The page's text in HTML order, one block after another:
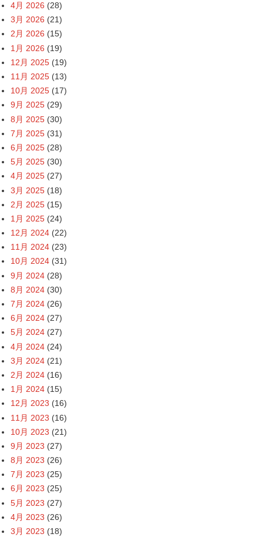
4月 2026 (28)
3月 2026 (21)
2月 2026 (15)
1月 2026 (19)
12月 2025 (19)
11月 2025 (13)
10月 2025 (17)
9月 2025 (29)
8月 2025 (30)
7月 2025 (31)
6月 2025 (28)
5月 2025 (30)
4月 2025 (27)
3月 2025 (18)
2月 2025 (15)
1月 2025 (24)
12月 2024 (22)
11月 2024 (23)
10月 2024 (31)
9月 2024 (28)
8月 2024 (30)
7月 2024 (26)
6月 2024 (27)
5月 2024 (27)
4月 2024 (24)
3月 2024 (21)
2月 2024 (16)
1月 2024 (15)
12月 2023 (16)
11月 2023 (16)
10月 2023 (21)
9月 2023 (27)
8月 2023 (26)
7月 2023 (25)
6月 2023 (25)
5月 2023 (27)
4月 2023 (26)
3月 2023 (18)